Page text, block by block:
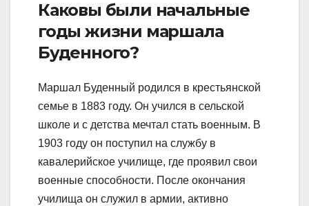
Каковы были начальные
годы жизни маршала
Буденного?
Маршал Буденный родился в крестьянской
семье в 1883 году. Он учился в сельской
школе и с детства мечтал стать военным. В
1903 году он поступил на службу в
кавалерийское училище, где проявил свои
военные способности. После окончания
училища он служил в армии, активно